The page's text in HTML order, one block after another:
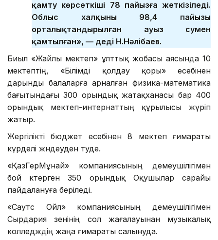
қамту көрсеткіші 78 пайызға жеткізіледі.
Облыс халқының 98,4 пайызы
орталықтандырылған ауыз сумен
қамтылған», — деді Н.Нәлібаев.
Биыл «Жайлы мектеп» ұлттық жобасы аясында 10
мектептің, «Білімді қолдау қоры» есебінен
дарынды балаларға арналған физика-математика
бағытындағы 300 орындық жатақханасы бар 400
орындық мектеп-интернаттың құрылысы жүріп
жатыр.
Жергілікті бюджет есебінен 8 мектеп ғимараты
күрделі жөндеуден өтуде.
«ҚазГерМұнай» компаниясының демеушілігімен
бой көтерген 350 орындық Оқушылар сарайы
пайдалануға беріледі.
«Саутс Ойл» компаниясының демеушілігімен
Сырдария өзенінің сол жағалауынан музыкалық
колледждің жаңа ғимараты салынуда.